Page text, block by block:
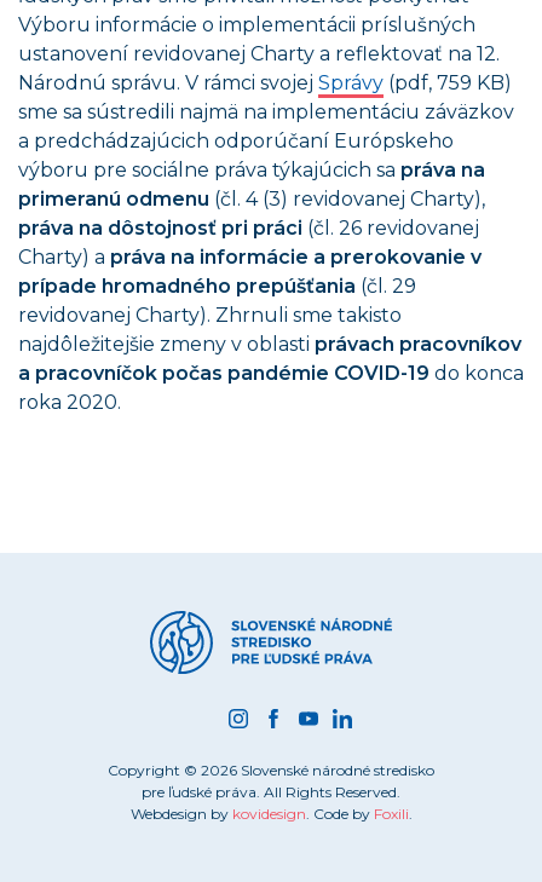
Výboru informácie o implementácii príslušných
ustanovení revidovanej Charty a reflektovať na 12.
Národnú správu. V rámci svojej Správy (pdf, 759 KB)
sme sa sústredili najmä na implementáciu záväzkov
a predchádzajúcich odporúčaní Európskeho
výboru pre sociálne práva týkajúcich sa práva na
primeranú odmenu (čl. 4 (3) revidovanej Charty),
práva na dôstojnosť pri práci (čl. 26 revidovanej
Charty) a práva na informácie a prerokovanie v
prípade hromadného prepúšťania (čl. 29
revidovanej Charty). Zhrnuli sme takisto
najdôležitejšie zmeny v oblasti právach pracovníkov
a pracovníčok počas pandémie COVID-19 do konca
roka 2020.
Copyright © 2026 Slovenské národné stredisko
pre ľudské práva. All Rights Reserved.
Webdesign by kovidesign . Code by Foxili